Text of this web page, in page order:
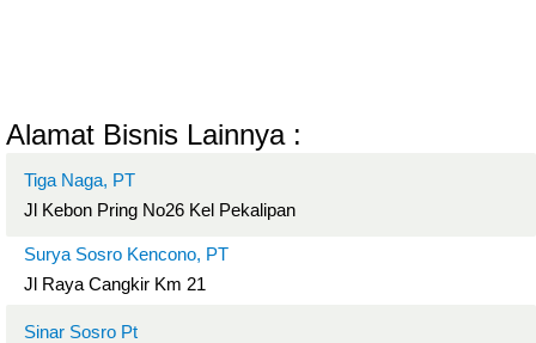
Alamat Bisnis Lainnya :
Tiga Naga, PT
Jl Kebon Pring No26 Kel Pekalipan
Surya Sosro Kencono, PT
Jl Raya Cangkir Km 21
Sinar Sosro Pt